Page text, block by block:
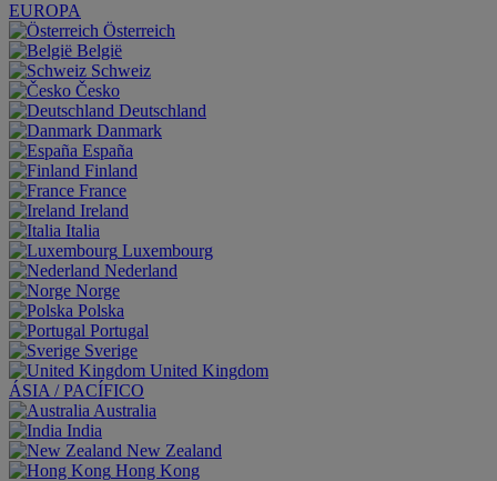
EUROPA
Österreich
België
Schweiz
Česko
Deutschland
Danmark
España
Finland
France
Ireland
Italia
Luxembourg
Nederland
Norge
Polska
Portugal
Sverige
United Kingdom
ÁSIA / PACÍFICO
Australia
India
New Zealand
Hong Kong